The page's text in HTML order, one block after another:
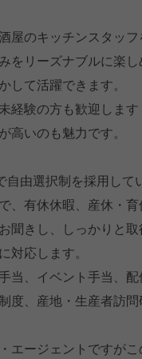
屋のキッチンスタッフ
をリーズナブルに楽し
して活躍できます。
経験の方も歓迎します
高いのも魅力です。
由選択制を採用して
、有休休暇、産休・
聞きし、しっかりと
対応します。
当、イベント手当、
度、産地・生産者訪問
エージェントですが